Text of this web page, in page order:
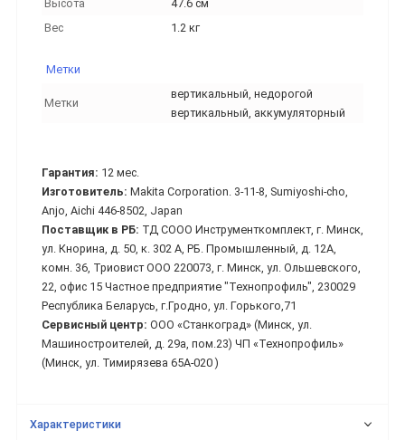
Высота
47.6 см
Вес
1.2 кг
Метки
Метки
вертикальный, недорогой
вертикальный, аккумуляторный
Гарантия: 12 мес.
Изготовитель: Makita Corporation. 3-11-8, Sumiyoshi-cho,
Anjo, Aichi 446-8502, Japan
Поставщик в РБ: ТД СООО Инструменткомплект, г. Минск,
ул. Кнорина, д. 50, к. 302 А, РБ. Промышленный, д. 12А,
комн. 36, Триовист ООО 220073, г. Минск, ул. Ольшевского,
22, офис 15 Частное предприятие "Технопрофиль", 230029
Республика Беларусь, г.Гродно, ул. Горького,71
Сервисный центр: ООО «Станкоград» (Минск, ул.
Машиностроителей, д. 29а, пом.23) ЧП «Технопрофиль»
(Минск, ул. Тимирязева 65А-020 )
Характеристики